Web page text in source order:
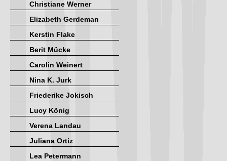
Christiane Werner
Elizabeth Gerdeman
Kerstin Flake
Berit Mücke
Carolin Weinert
Nina K. Jurk
Friederike Jokisch
Lucy König
Verena Landau
Juliana Ortiz
Lea Petermann